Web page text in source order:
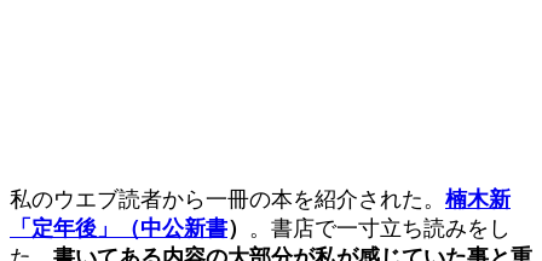
私のウエブ読者から一冊の本を紹介された。 楠木新
「定年後」（中公新書） 。書店で一寸立ち読みをし